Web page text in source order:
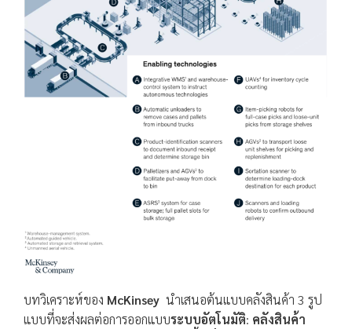
บทวิเคราะห์ของ McKinsey นำเสนอต้นแบบคลังสินค้า 3 รูป
แบบที่จะส่งผลต่อการออกแบบระบบอัตโนมัติ: คลังสินค้า